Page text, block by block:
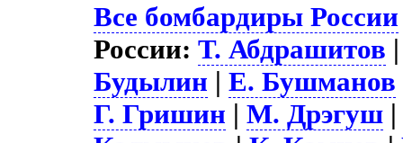
Все бомбардиры России
России:Т. Абдрашитов
Будылин |Е. Бушманов
Г. Гришин |М. Дрэгуш